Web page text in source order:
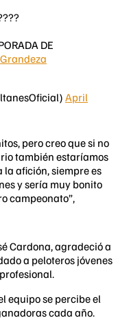
DE
April
pero creo que si no
también estaríamos
la afición, siempre es
y sería muy bonito
campeonato”,
Cardona, agradeció a
a peloteros jóvenes
equipo se percibe el
cada año.